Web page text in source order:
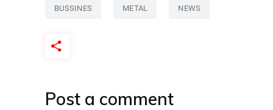
BUSSINES METAL NEWS
Post a comment